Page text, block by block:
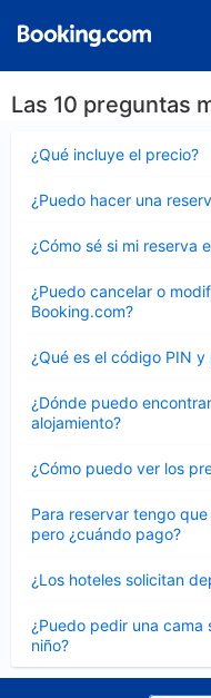
Las 10 preguntas
¿Qué incluye el precio?
cerrado
¿Puedo hacer una
cerrado
¿Cómo sé si mi reserva
cerrado
¿Puedo cancelar o
Booking.com?
cerrado
¿Qué es el código PIN
cerrado
¿Dónde puedo
alojamiento?
cerrado
¿Cómo puedo ver los
cerrado
Para reservar tengo
pero ¿cuándo pago?
cerrado
¿Los hoteles solicitan
cerrado
¿Puedo pedir una
niño?
cerrado